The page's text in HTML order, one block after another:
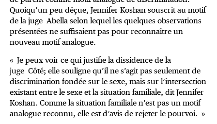
Quoiqu’un peu déçue, Jennifer Koshan souscrit au motif
de la juge Abella selon lequel les quelques observations
présentées ne suffisaient pas pour reconnaître un
nouveau motif analogue.
« Je peux voir ce qui justifie la dissidence de la
juge Côté; elle souligne qu’il ne s’agit pas seulement de
discrimination fondée sur le sexe, mais sur l’intersection
existant entre le sexe et la situation familiale, dit Jennifer
Koshan. Comme la situation familiale n’est pas un motif
analogue reconnu, elle est d’avis de rejeter le pourvoi. »